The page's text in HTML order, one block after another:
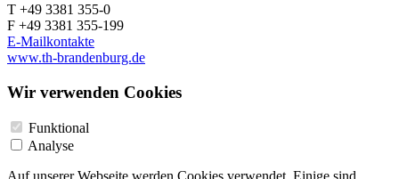
T +49 3381 355-0
F +49 3381 355-199
E-Mailkontakte
www.th-brandenburg.de
Wir verwenden Cookies
Funktional
Analyse